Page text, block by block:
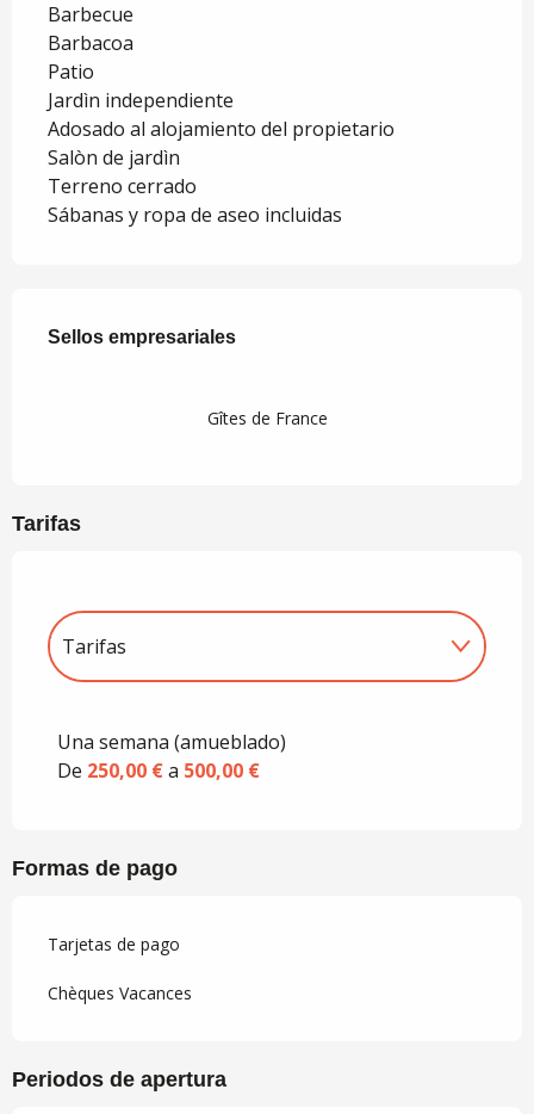
Barbecue
Barbacoa
Patio
Jardìn independiente
Adosado al alojamiento del propietario
Salòn de jardì­n
Terreno cerrado
Sábanas y ropa de aseo incluidas
Sellos empresariales
Sellos empresariales
Gîtes de France
Tarifas
Tarifas
Una semana (amueblado)
De 250,00 €a 500,00 €
Formas de pago
Tarjetas de pago
Chèques Vacances
Periodos de apertura